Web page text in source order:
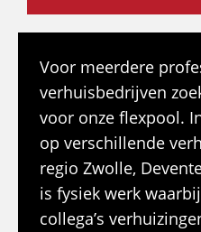
Voor meerdere
verhuisbedrijven
voor onze flexpool.
op verschillende
regio Zwolle,
is fysiek werk
collega’s